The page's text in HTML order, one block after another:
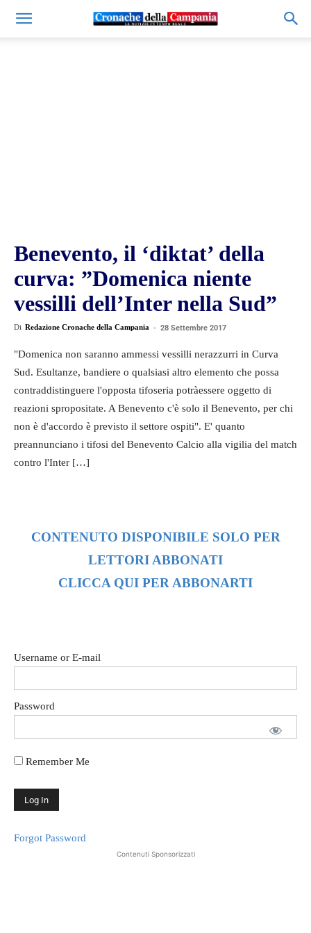
Benevento, il ‘diktat’ della
curva: ”Domenica niente
vessilli dell’Inter nella Sud”
Di Redazione Cronache della Campania - 28 Settembre 2017
"Domenica non saranno ammessi vessilli nerazzurri in Curva
Sud. Esultanze, bandiere o qualsiasi altro elemento che possa
contraddistinguere l'opposta tifoseria potràessere oggetto di
reazioni spropositate. A Benevento c'è solo il Benevento, per chi
non è d'accordo è previsto il settore ospiti". E' quanto
preannunciano i tifosi del Benevento Calcio alla vigilia del match
contro l'Inter […]
CONTENUTO DISPONIBILE SOLO PER
LETTORI ABBONATI
CLICCA QUI PER ABBONARTI
Username or E-mail
Password
Remember Me
Forgot Password
Contenuti Sponsorizzati